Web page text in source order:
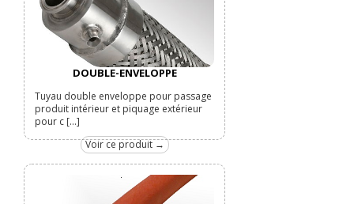
DOUBLE-ENVELOPPE
Tuyau double enveloppe pour passage
produit intérieur et piquage extérieur
pour c [...]
Voir ce produit →